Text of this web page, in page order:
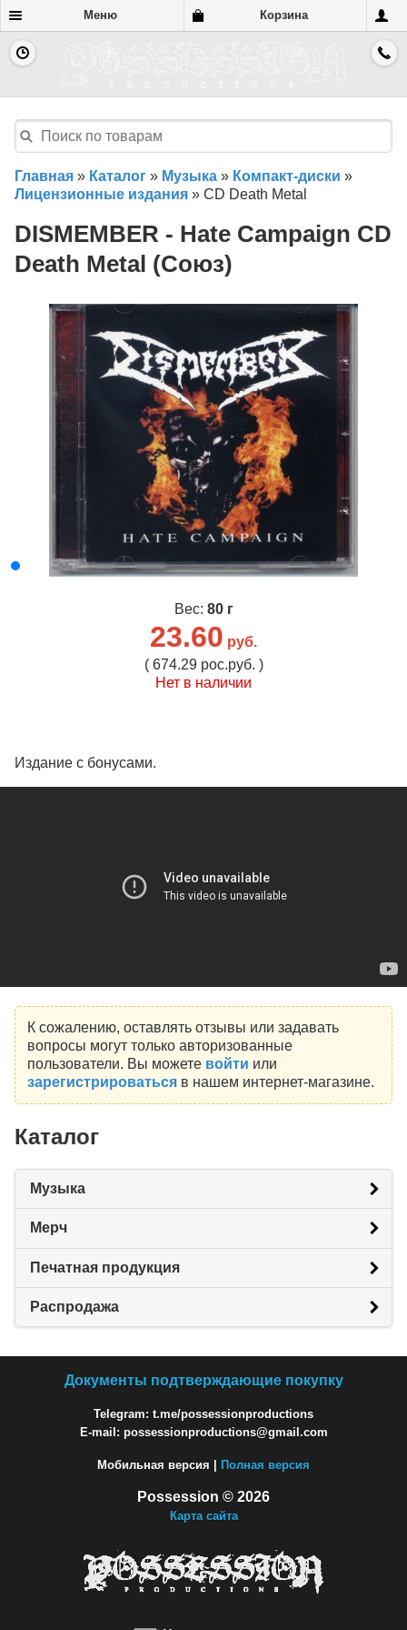
Меню Корзина
Главная » Каталог » Музыка » Компакт-диски »
Лицензионные издания » CD Death Metal
DISMEMBER - Hate Campaign CD
Death Metal (Союз)
Вес: 80 г
23.60 руб.
( 674.29 рос.руб. )
Нет в наличии
Издание с бонусами.
К сожалению, оставлять отзывы или задавать
вопросы могут только авторизованные
пользователи. Вы можете войти или
зарегистрироватьсяв нашем интернет-магазине.
Каталог
Музыка
Мерч
Печатная продукция
Распродажа
Документы подтверждающие покупку
Telegram: t.me/possessionproductions
E-mail: possessionproductions@gmail.com
Мобильная версия | Полная версия
Possession © 2026
Карта сайта